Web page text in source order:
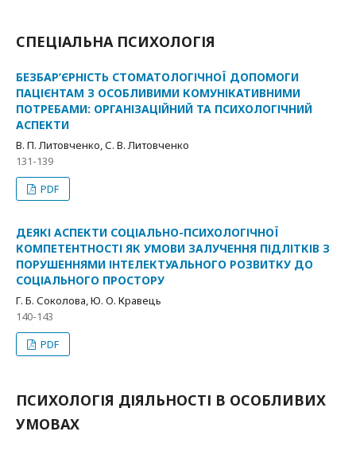
СПЕЦІАЛЬНА ПСИХОЛОГІЯ
БЕЗБАР’ЄРНІСТЬ СТОМАТОЛОГІЧНОЇ ДОПОМОГИ
ПАЦІЄНТАМ З ОСОБЛИВИМИ КОМУНІКАТИВНИМИ
ПОТРЕБАМИ: ОРГАНІЗАЦІЙНИЙ ТА ПСИХОЛОГІЧНИЙ
АСПЕКТИ
В. П. Литовченко, С. В. Литовченко
131-139
PDF
ДЕЯКІ АСПЕКТИ СОЦІАЛЬНО-ПСИХОЛОГІЧНОЇ
КОМПЕТЕНТНОСТІ ЯК УМОВИ ЗАЛУЧЕННЯ ПІДЛІТКІВ З
ПОРУШЕННЯМИ ІНТЕЛЕКТУАЛЬНОГО РОЗВИТКУ ДО
СОЦІАЛЬНОГО ПРОСТОРУ
Г. Б. Соколова, Ю. О. Кравець
140-143
PDF
ПСИХОЛОГІЯ ДІЯЛЬНОСТІ В ОСОБЛИВИХ
УМОВАХ